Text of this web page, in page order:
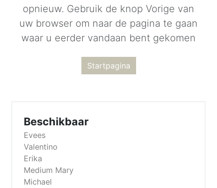
opnieuw. Gebruik de knop Vorige van
uw browser om naar de pagina te gaan
waar u eerder vandaan bent gekomen
Startpagina
Beschikbaar
Evees
Valentino
Erika
Medium Mary
Michael